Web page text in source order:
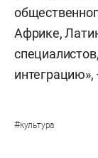
Африке,
#культура